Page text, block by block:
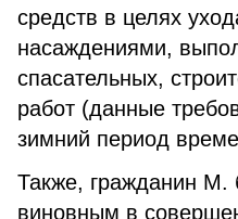
средств в целях
насаждениями,
спасательных,
работ (данные
зимний период
Также, гражданин М.
виновным в